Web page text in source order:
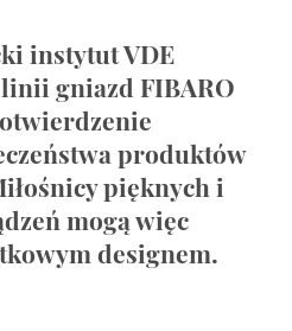
instytut VDE
gniazd FIBARO
produktów
pięknych i
mogą więc
designem.